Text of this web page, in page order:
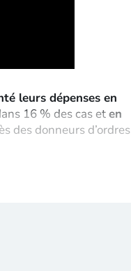
leurs dépenses en
16 % des cas eten
des donneurs d’ordres